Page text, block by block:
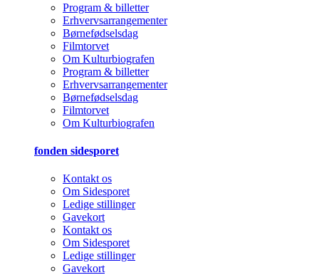
Program & billetter
Erhvervsarrangementer
Børnefødselsdag
Filmtorvet
Om Kulturbiografen
Program & billetter
Erhvervsarrangementer
Børnefødselsdag
Filmtorvet
Om Kulturbiografen
fonden sidesporet
Kontakt os
Om Sidesporet
Ledige stillinger
Gavekort
Kontakt os
Om Sidesporet
Ledige stillinger
Gavekort